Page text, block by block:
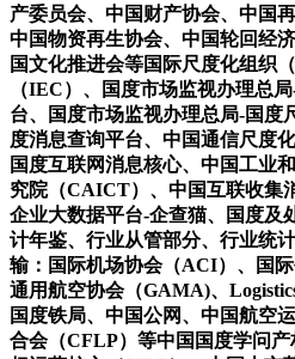
产委员会、中国财产协会、中国
中国物资再生协会、中国轮回经
国文化推进会等国际尺度化组织
（IEC）、国度市场监视办理总
台、国度市场监视办理总局-国度
度消息查询平台、中国通信尺度
国度互联网消息核心、中国工业
究院（CAICT）、中国互联收集
企业大数据平台-企查猫、国度及
计年鉴、行业从管部分、行业统
输：国际机场协会（ACI）、国
通用航空协会（GAMA)、
国度铁局、中国公网、中国航空
合会（CFLP）等中国国度学问